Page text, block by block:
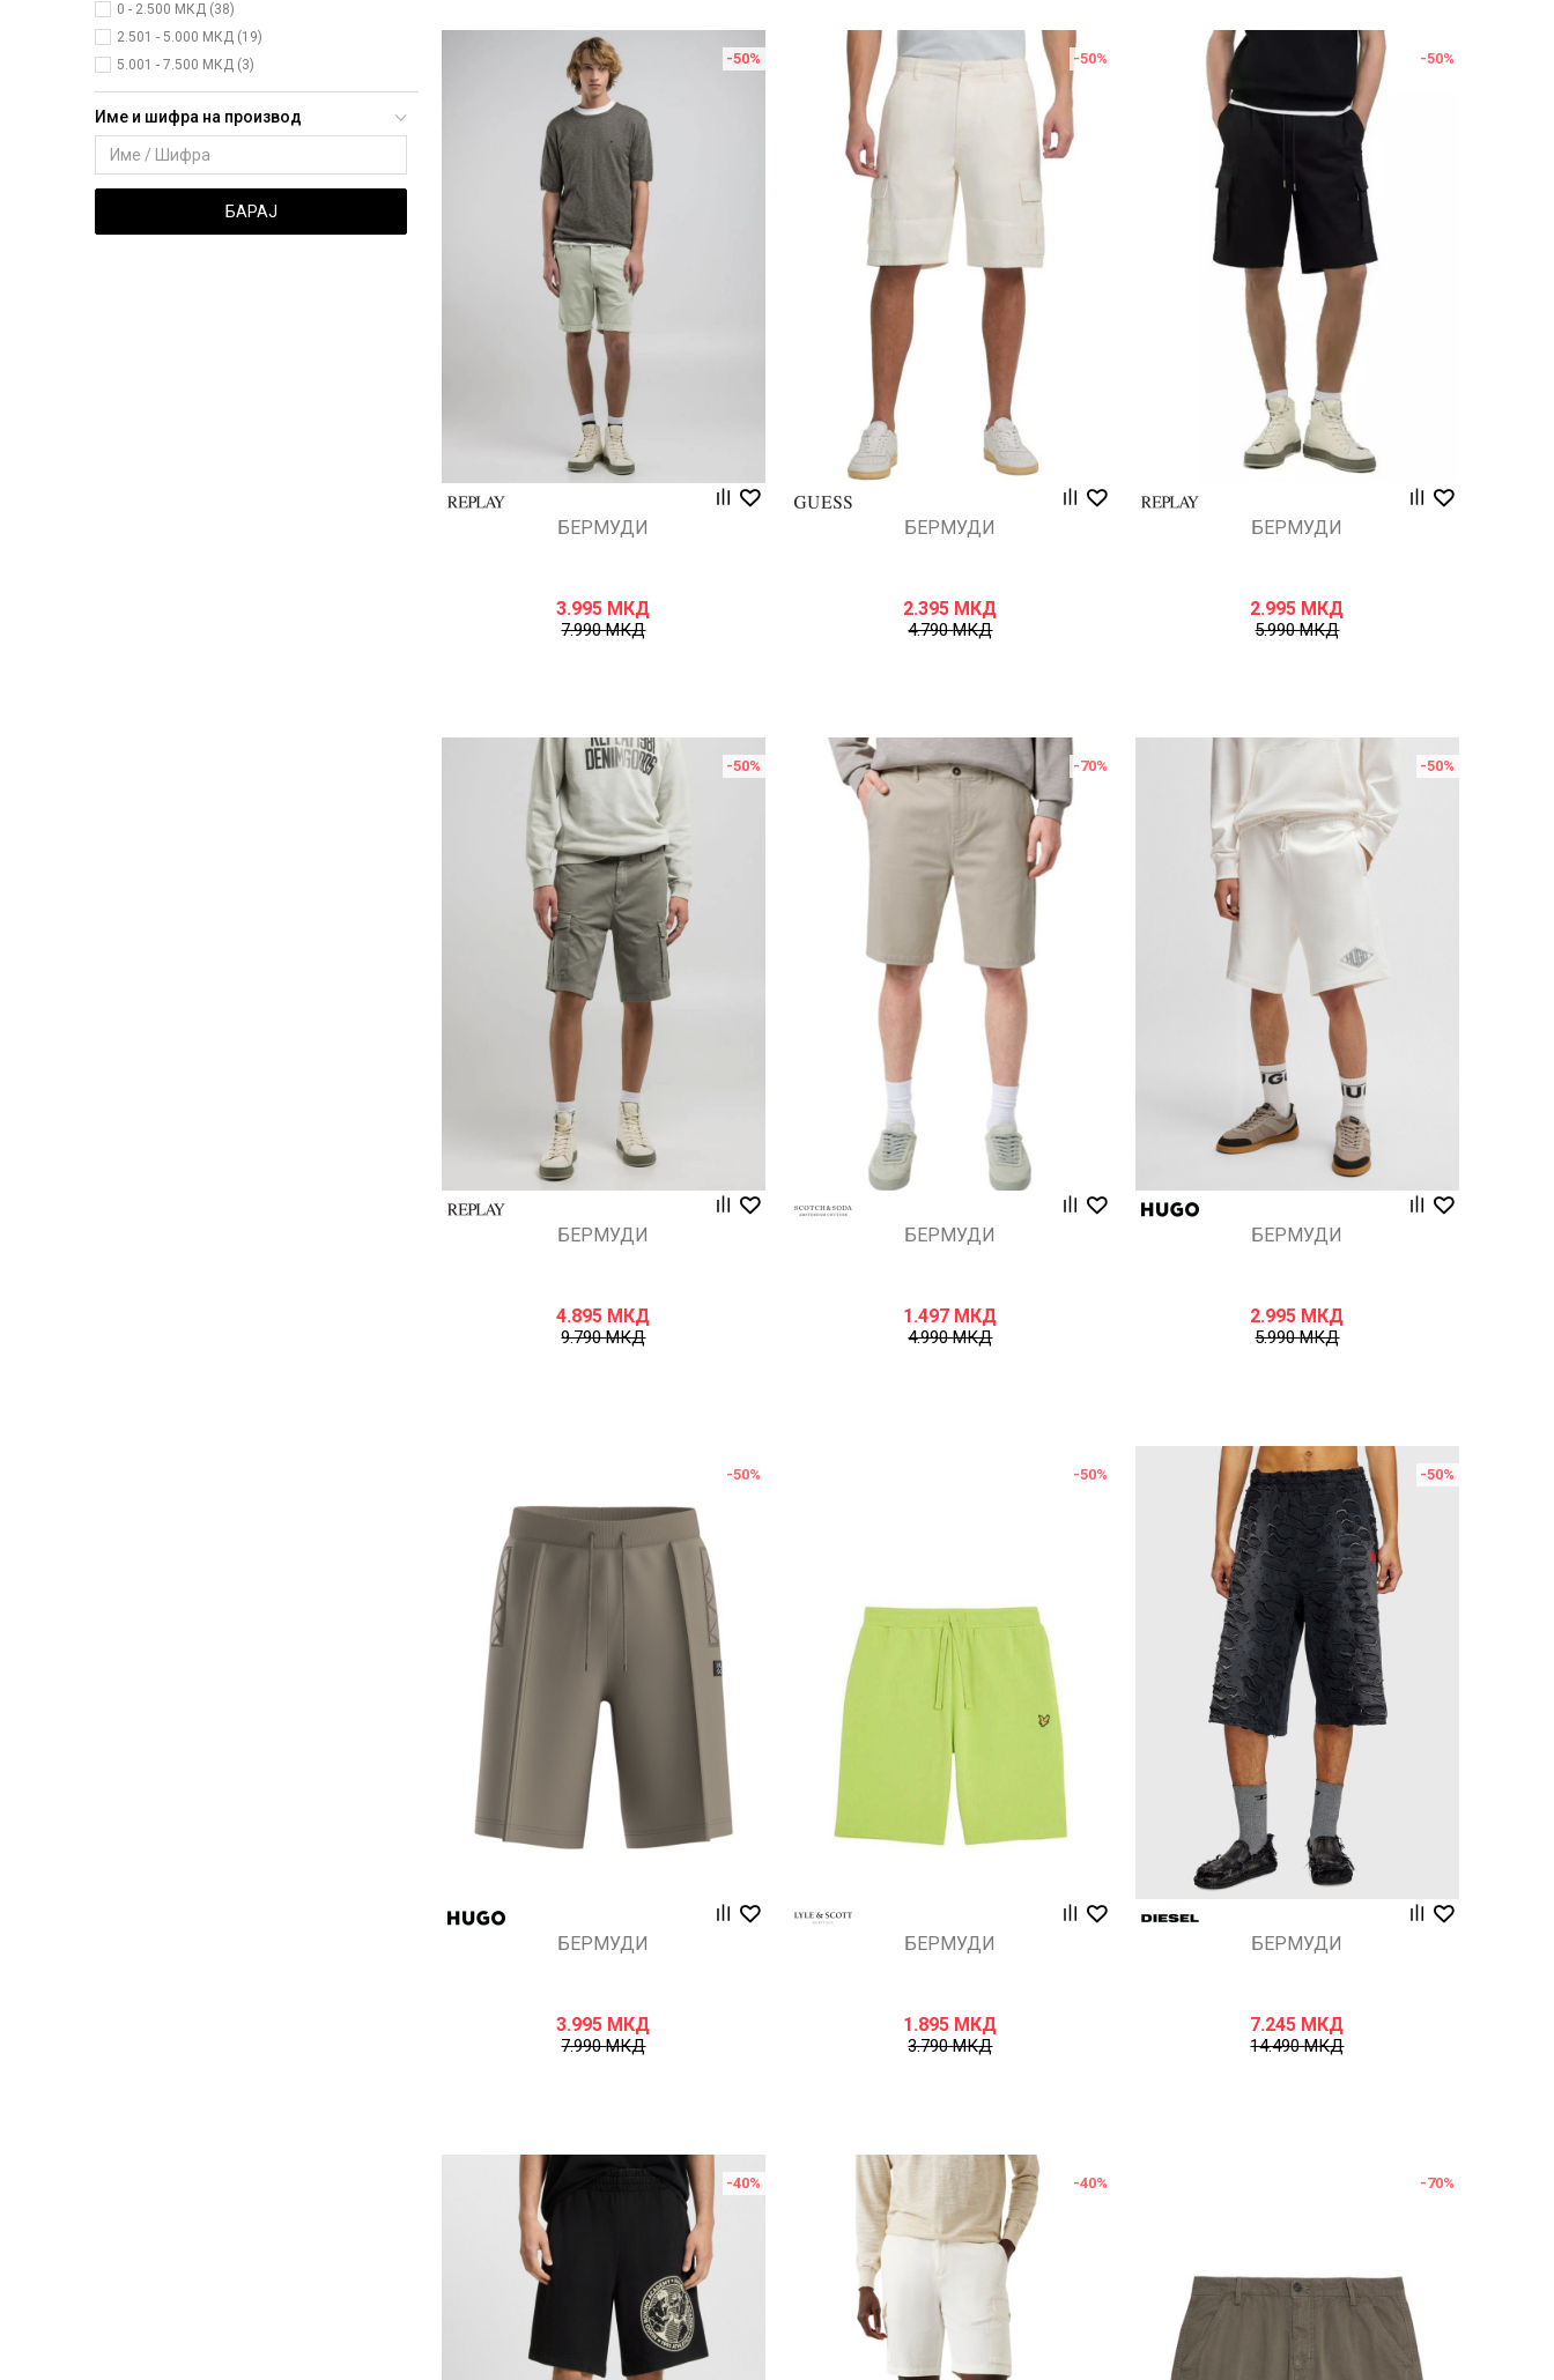
0 - 2.500 МКД (38)
2.501 - 5.000 МКД (19)
5.001 - 7.500 МКД (3)
Име и шифра на производ
БАРАЈ
Uporedi
-50%
БЕРМУДИ
3.995 МКД
7.990МКД
Uporedi
-50%
БЕРМУДИ
2.395 МКД
4.790МКД
Uporedi
-50%
БЕРМУДИ
2.995 МКД
5.990МКД
Uporedi
-50%
БЕРМУДИ
4.895 МКД
9.790МКД
Uporedi
-70%
БЕРМУДИ
1.497 МКД
4.990МКД
Uporedi
-50%
БЕРМУДИ
2.995 МКД
5.990МКД
Uporedi
-50%
БЕРМУДИ
3.995 МКД
7.990МКД
Uporedi
-50%
БЕРМУДИ
1.895 МКД
3.790МКД
Uporedi
-50%
БЕРМУДИ
7.245 МКД
14.490МКД
-40% -40% -70%